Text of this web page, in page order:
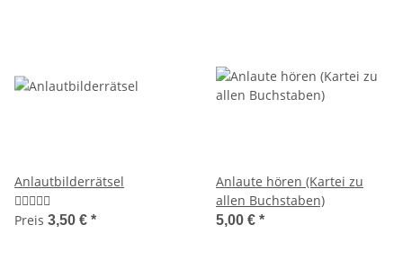
Anlautbilderrätsel
Preis 3,50 € *
Anlaute hören (Kartei zu
allen Buchstaben)
5,00 € *